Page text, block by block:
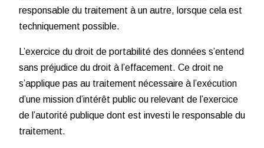
responsable du traitement à un autre, lorsque cela est
techniquement possible.
L’exercice du droit de portabilité des données s’entend
sans préjudice du droit à l’effacement. Ce droit ne
s’applique pas au traitement nécessaire à l’exécution
d’une mission d’intérêt public ou relevant de l’exercice
de l’autorité publique dont est investi le responsable du
traitement.